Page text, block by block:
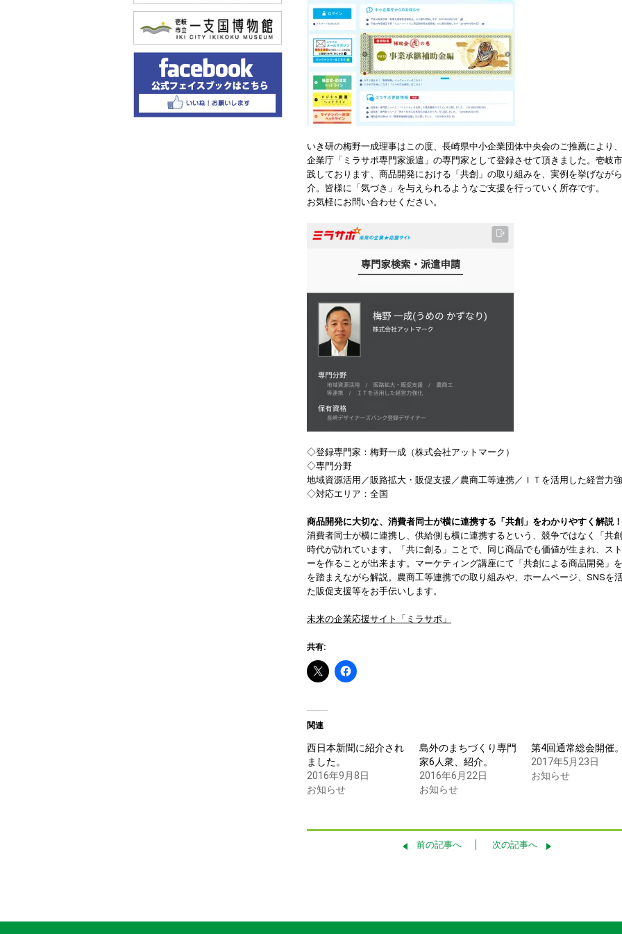
いき研の梅野一成理事はこの度、長崎県中小企業団体中央会のご推薦により
企業庁「ミラサポ専門家派遣」の専門家として登録させて頂きました。壱岐
践しております、商品開発における「共創」の取り組みを、実例を挙げなが
介。皆様に「気づき」を与えられるようなご支援を行っていく所存です。
お気軽にお問い合わせください。
◇登録専門家：梅野一成（株式会社アットマーク）
◇専門分野
地域資源活用／販路拡大・販促支援／農商工等連携／ＩＴを活用した経営力
◇対応エリア：全国
商品開発に大切な、消費者同士が横に連携する「共創」をわかりやすく解説！
消費者同士が横に連携し、供給側も横に連携するという、競争ではなく「共
時代が訪れています。「共に創る」ことで、同じ商品でも価値が生まれ、ス
ーを作ることが出来ます。マーケティング講座にて「共創による商品開発」
を踏まえながら解説。農商工等連携での取り組みや、ホームページ、SNSを
た販促支援等をお手伝いします。
未来の企業応援サイト「ミラサポ」
共有:
関連
西日本新聞に紹介され
ました。
2016年9月8日
お知らせ
島外のまちづくり専門
家6人衆、紹介。
2016年6月22日
お知らせ
第4回通常総会開催。
2017年5月23日
お知らせ
前の記事へ 次の記事へ